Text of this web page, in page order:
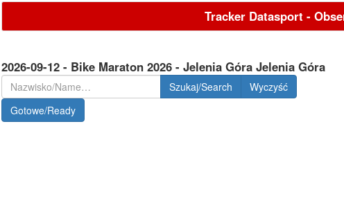
Tracker Datasport -
2026-09-12 - Bike Maraton 2026 - Jelenia Góra Jelenia Góra
Szukaj/Search
Gotowe/Ready